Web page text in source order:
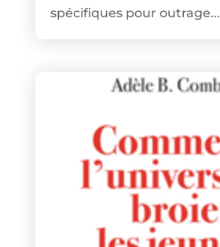
spécifiques pour outrage...